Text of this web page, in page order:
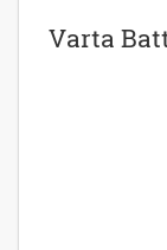
Varta